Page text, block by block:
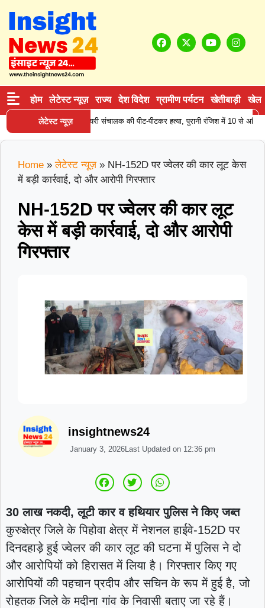
होम लेटेस्ट न्यूज़ राज्य देश विदेश ग्रामीण पर्यटन खेतीबाड़ी खेल
लेटेस्ट न्यूज़
हिसार में डेयरी संचालक की पीट-पीटकर हत्या, पुरानी रंजिश में 10 से अधिक
Home » लेटेस्ट न्यूज़ »NH-152D पर ज्वेलर की कार लूट केस
में बड़ी कार्रवाई, दो और आरोपी गिरफ्तार
NH-152D पर ज्वेलर की कार लूट
केस में बड़ी कार्रवाई, दो और आरोपी
गिरफ्तार
insightnews24
January 3, 2026Last Updated on 12:36 pm
30 लाख नकदी, लूटी कार व हथियार पुलिस ने किए जब्त
कुरुक्षेत्र जिले के पिहोवा क्षेत्र में नेशनल हाईवे-152D पर
दिनदहाड़े हुई ज्वेलर की कार लूट की घटना में पुलिस ने दो
और आरोपियों को हिरासत में लिया है। गिरफ्तार किए गए
आरोपियों की पहचान प्रदीप और सचिन के रूप में हुई है, जो
रोहतक जिले के मदीना गांव के निवासी बताए जा रहे हैं।